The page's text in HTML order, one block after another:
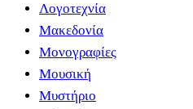
Λογοτεχνία
Μακεδονία
Μονογραφίες
Μουσική
Μυστήριο